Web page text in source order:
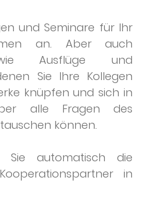
und Seminare für Ihr
an. Aber auch
Ausflüge und
Sie Ihre Kollegen
knüpfen und sich in
alle Fragen des
können.
Sie automatisch die
in